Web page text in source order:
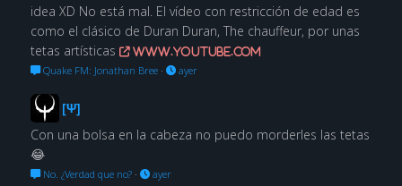
idea XD No está mal. El vídeo con restricción de edad es
como el clásico de Duran Duran, The chauffeur, por unas
tetas artísticas
www.youtube.com
Quake FM: Jonathan Bree· ayer
[Ψ]
Con una bolsa en la cabeza no puedo morderles las tetas
😂
No. ¿Verdad que no?· ayer